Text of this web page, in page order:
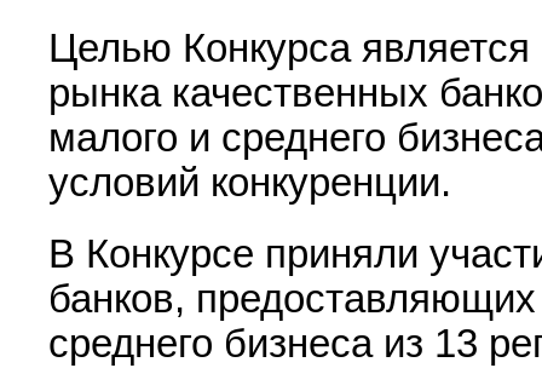
Целью Конкурса
рынка качественных
малого и среднего
условий конкуренции.
В Конкурсе приняли
банков,
среднего бизнеса из 13